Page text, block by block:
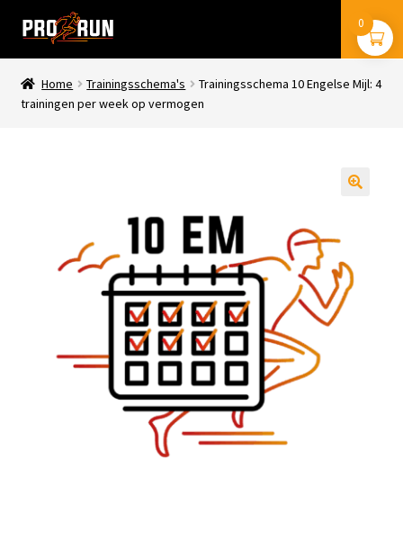
door
naar
navigatie
naar
de
inhoud
Menu
stryd
boeken
mijn account
Home Trainingsschema's
Trainingsschema 10 Engelse Mijl: 4
trainingen per week op vermogen
0